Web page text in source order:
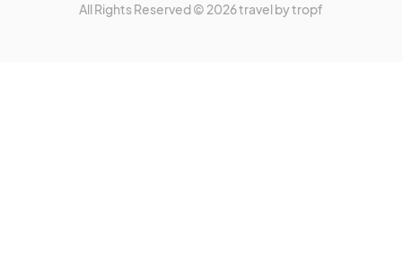
All Rights Reserved © 2026 travel by tropf